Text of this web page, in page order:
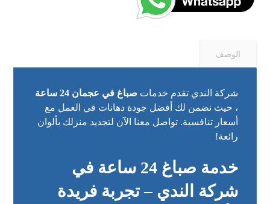
الوصف
شركة الندي تقدم خدمات صباغ في عجمان 24 ساعة
، حيث نضمن لك أفضل جودة دهانات في العمل مع
أسعار تنافسية. تواصل معنا الآن لتجديد منزلك بألوان
رائعة!
خدمة صباغ 24 ساعة في
شركة الندي – تجربة فريدة